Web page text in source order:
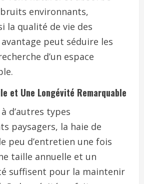
environnants,
la qualité de vie des
peut séduire les
d’un espace
et Une Longévité Remarquable
d’autres types
paysagers, la haie de
peu d’entretien une fois
taille annuelle et un
suffisent pour la maintenir